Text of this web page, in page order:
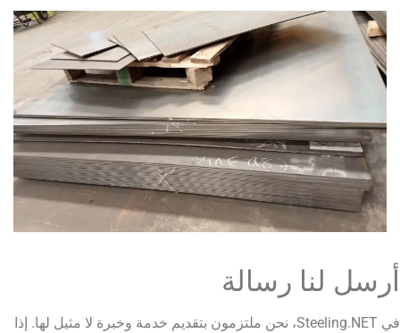
رسالة
في Steeling.NET، نحن ملتزمون بتقديم خدمة وخبرة لا مثيل لها. إذا